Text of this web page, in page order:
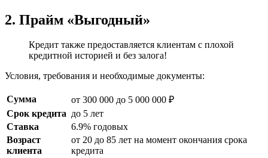
2. Прайм «Выгодный»
Кредит также предоставляется клиентам с плохой
кредитной историей и без залога!
Условия, требования и необходимые документы:
Сумма
от 300 000 до 5 000 000 ₽
Срок кредита до 5 лет
Ставка
6.9% годовых
Возраст
клиента
от 20 до 85 лет на момент окончания срока
кредита